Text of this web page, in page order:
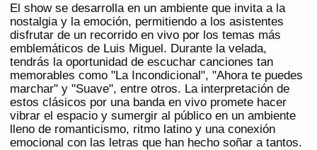
El show se desarrolla en un ambiente que invita a la
nostalgia y la emoción, permitiendo a los asistentes
disfrutar de un recorrido en vivo por los temas más
emblemáticos de Luis Miguel. Durante la velada,
tendrás la oportunidad de escuchar canciones tan
memorables como "La Incondicional", "Ahora te puedes
marchar" y "Suave", entre otros. La interpretación de
estos clásicos por una banda en vivo promete hacer
vibrar el espacio y sumergir al público en un ambiente
lleno de romanticismo, ritmo latino y una conexión
emocional con las letras que han hecho soñar a tantos.